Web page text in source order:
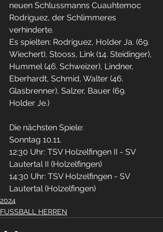
neuen Schlussmanns Cuauhtemoc
Rodriguez, der Schlimmeres
verhinderte.
Es spielten: Rodriguez, Holder Ja. (69.
Wiechert), Stooss, Link (14. Steidinger),
Hummel (46. Schweizer), Lindner,
Eberhardt, Schmid, Walter (46.
Glasbrenner), Salzer, Bauer (69.
Holder Je.)
Die nächsten Spiele:
Sonntag 10.11.
12:30 Uhr: TSV Holzelfingen II - SV
Lautertal II (Holzelfingen)
14:30 Uhr: TSV Holzelfingen - SV
Lautertal (Holzelfingen)
2024
FUSSBALL HERREN